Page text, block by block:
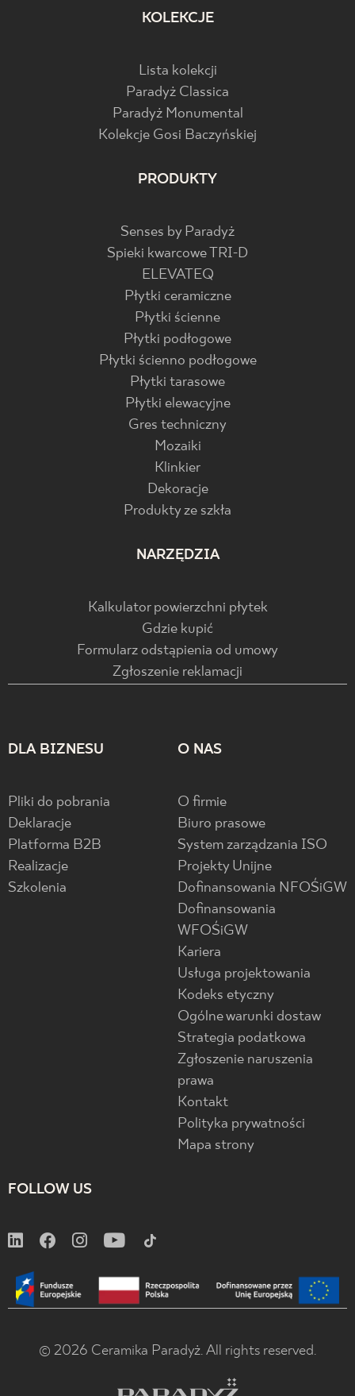
KOLEKCJE
Lista kolekcji
Paradyż Classica
Paradyż Monumental
Kolekcje Gosi Baczyńskiej
PRODUKTY
Senses by Paradyż
Spieki kwarcowe TRI-D
ELEVATEQ
Płytki ceramiczne
Płytki ścienne
Płytki podłogowe
Płytki ścienno podłogowe
Płytki tarasowe
Płytki elewacyjne
Gres techniczny
Mozaiki
Klinkier
Dekoracje
Produkty ze szkła
NARZĘDZIA
Kalkulator powierzchni płytek
Gdzie kupić
Formularz odstąpienia od umowy
Zgłoszenie reklamacji
DLA BIZNESU
Pliki do pobrania
Deklaracje
Platforma B2B
Realizacje
Szkolenia
O NAS
O firmie
Biuro prasowe
System zarządzania ISO
Projekty Unijne
Dofinansowania NFOŚiGW
Dofinansowania
WFOŚiGW
Kariera
Usługa projektowania
Kodeks etyczny
Ogólne warunki dostaw
Strategia podatkowa
Zgłoszenie naruszenia
prawa
Kontakt
Polityka prywatności
Mapa strony
FOLLOW US
© 2026 Ceramika Paradyż. All rights reserved.